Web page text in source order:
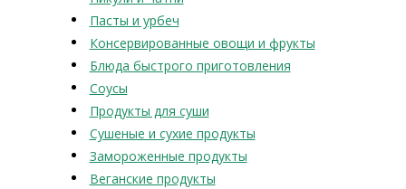
Пасты и урбеч
Консервированные овощи и фрукты
Блюда быстрого приготовления
Соусы
Продукты для суши
Сушеные и сухие продукты
Замороженные продукты
Веганские продукты